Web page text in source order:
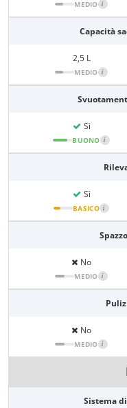
MEDIO i
Capacità
2,5 L
MEDIO i
Sì
BUONO i
Sì
BASICO i
No
MEDIO i
No
MEDIO i
Sistema